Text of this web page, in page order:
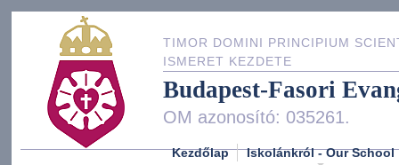
TIMOR DOMINI PRINCIPIUM
ISMERET KEZDETE
Budapest-Fasori
OM azonosító: 035261.
Kezdőlap Iskolánkról - Our School